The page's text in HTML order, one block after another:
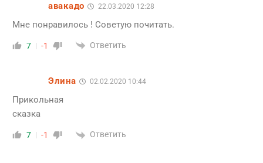
авакадо 22.03.2020 12:28
Мне понравилось ! Советую почитать.
7 -1 Ответить
Элина 02.02.2020 10:44
Прикольная
сказка
7 -1 Ответить